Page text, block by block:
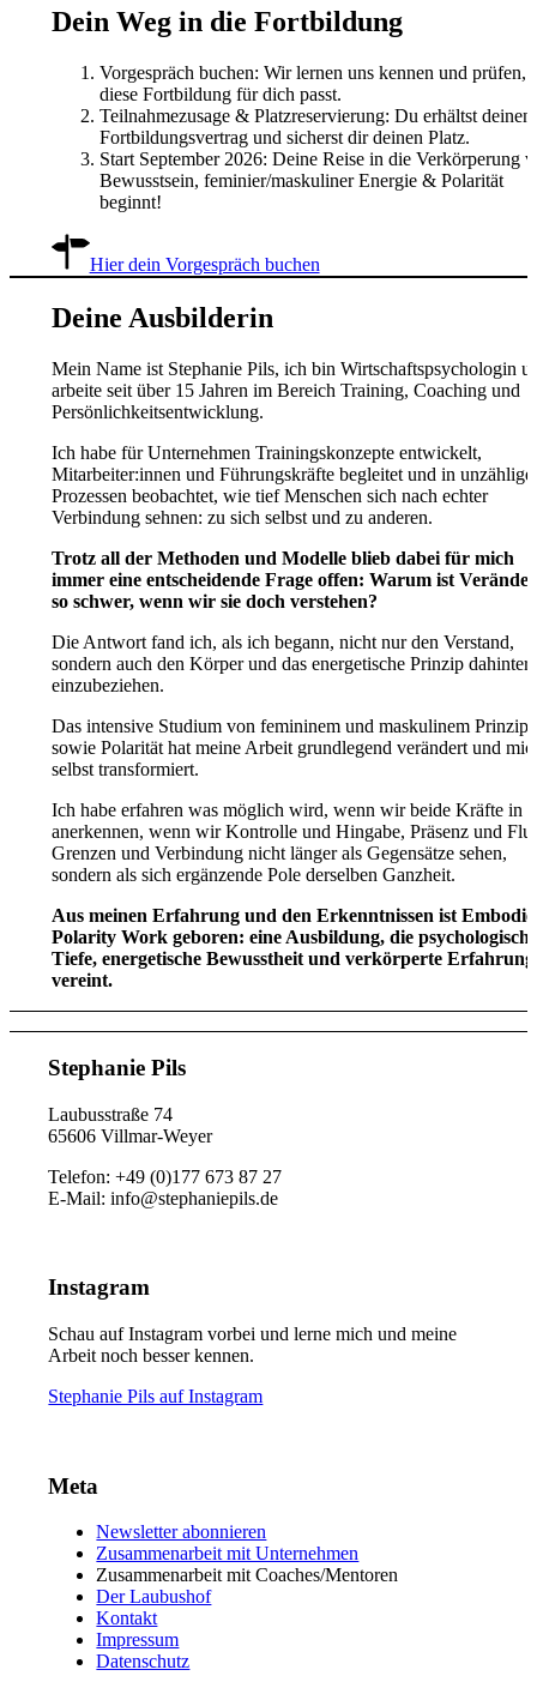
Dein Weg in die Fortbildung
Vorgespräch buchen: Wir lernen uns kennen und prüfen,
diese Fortbildung für dich passt.
Teilnahmezusage & Platzreservierung: Du erhältst deinen
Fortbildungsvertrag und sicherst dir deinen Platz.
Start September 2026: Deine Reise in die Verkörperung
Bewusstsein, feminier/maskuliner Energie & Polarität
beginnt!
Hier dein Vorgespräch buchen
Deine Ausbilderin
Mein Name ist Stephanie Pils, ich bin Wirtschaftspsychologin
arbeite seit über 15 Jahren im Bereich Training, Coaching und
Persönlichkeitsentwicklung.
Ich habe für Unternehmen Trainingskonzepte entwickelt,
Mitarbeiter:innen und Führungskräfte begleitet und in
Prozessen beobachtet, wie tief Menschen sich nach echter
Verbindung sehnen: zu sich selbst und zu anderen.
Trotz all der Methoden und Modelle blieb dabei für mich
immer eine entscheidende Frage offen: Warum ist
so schwer, wenn wir sie doch verstehen?
Die Antwort fand ich, als ich begann, nicht nur den Verstand,
sondern auch den Körper und das energetische Prinzip dahinter
einzubeziehen.
Das intensive Studium von femininem und maskulinem Prinzip
sowie Polarität hat meine Arbeit grundlegend verändert und
selbst transformiert.
Ich habe erfahren was möglich wird, wenn wir beide Kräfte in
anerkennen, wenn wir Kontrolle und Hingabe, Präsenz und
Grenzen und Verbindung nicht länger als Gegensätze sehen,
sondern als sich ergänzende Pole derselben Ganzheit.
Aus meinen Erfahrung und den Erkenntnissen ist
Polarity Work geboren: eine Ausbildung, die psychologische
Tiefe, energetische Bewusstheit und verkörperte Erfahrung
vereint.
Stephanie Pils
Laubusstraße 74
65606 Villmar-Weyer
Telefon: +49 (0)177 673 87 27
E-Mail: info@stephaniepils.de
Instagram
Schau auf Instagram vorbei und lerne mich und meine
Arbeit noch besser kennen.
Stephanie Pils auf Instagram
Meta
Newsletter abonnieren
Zusammenarbeit mit Unternehmen
Zusammenarbeit mit Coaches/Mentoren
Der Laubushof
Kontakt
Impressum
Datenschutz